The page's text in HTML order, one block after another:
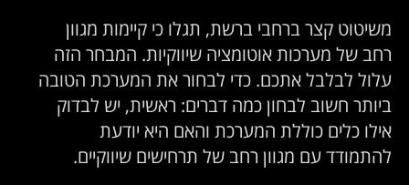
משיטוט קצר ברחבי ברשת, תגלו כי קיימות מגוון
רחב של מערכות אוטומציה שיווקיות. המבחר הזה
עלול לבלבל אתכם. כדי לבחור את המערכת הטובה
ביותר חשוב לבחון כמה דברים: ראשית, יש לבדוק
אילו כלים כוללת המערכת והאם היא יודעת
להתמודד עם מגוון רחב של תרחישים שיווקיים.